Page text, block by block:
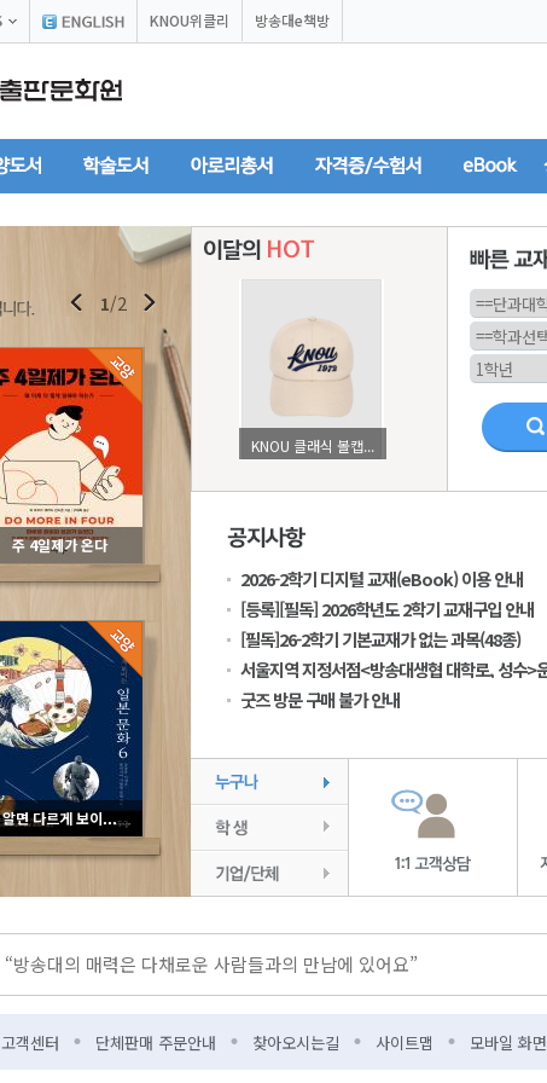
KNOU위클리 방송대e책방
주 4일제가 온다
알면 다르게 보이...
1/2
KNOU 클래식 볼캡...
2026-2학기 디지털 교재(eBook) 이용 안내
[등록][필독] 2026학년도 2학기 교재구입 안내
[필독]26-2학기 기본교재가 없는 과목(48종)
굿즈 방문 구매 불가 안내
“방송대의 매력은 다채로운 사람들과의 만남에 있어요”
고객센터 단체판매 주문안내 찾아오시는길 사이트맵 모바일 화면